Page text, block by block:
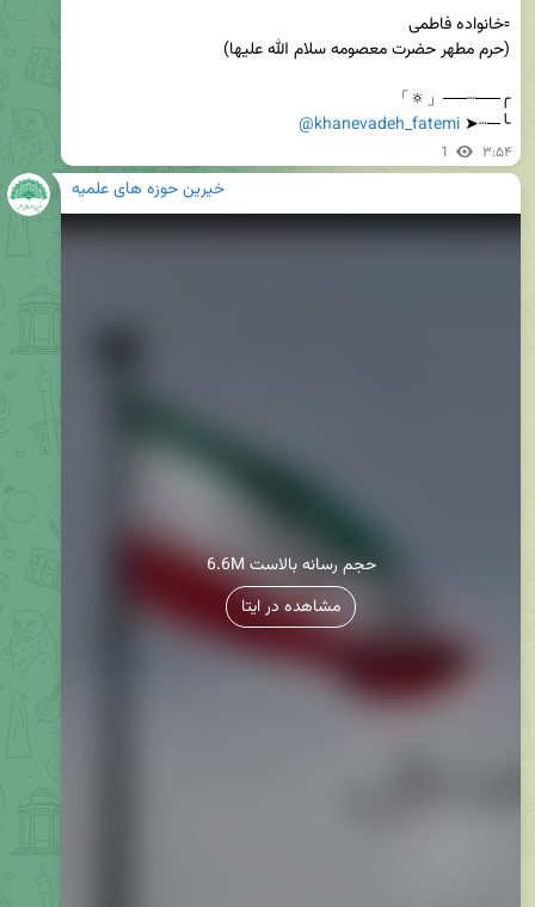
╰─┈➤
@khanevadeh_fatemi
1 ۳:۵۴
خیرین حوزه های علمیه
6.6M حجم رسانه بالاست
مشاهده در ایتا